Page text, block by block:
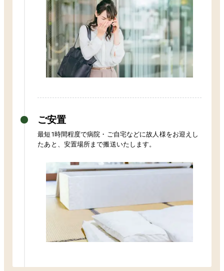
ご安置
最短1時間程度で病院・ご自宅などに故人様をお迎えし
たあと、安置場所まで搬送いたします。